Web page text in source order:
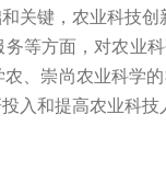
，农业科技创新
面，对农业科
、崇尚农业科学
入和提高农业科技